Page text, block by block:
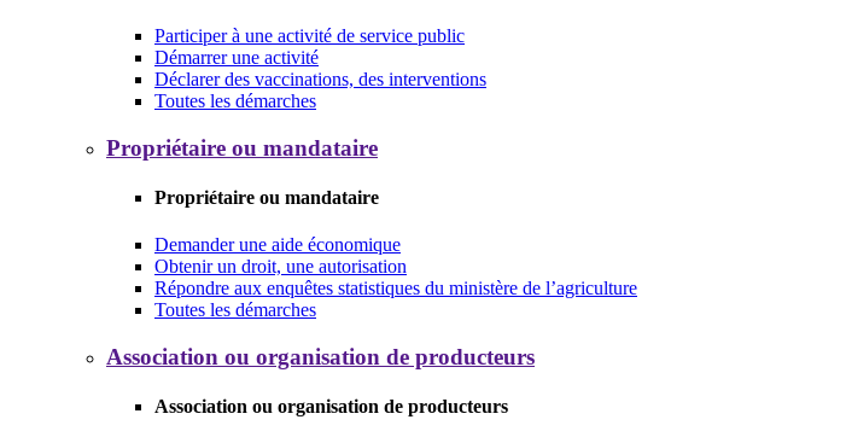
Participer à une activité de service public
Démarrer une activité
Déclarer des vaccinations, des interventions
Toutes les démarches
Propriétaire ou mandataire
Propriétaire ou mandataire
Demander une aide économique
Obtenir un droit, une autorisation
Répondre aux enquêtes statistiques du ministère de l’agriculture
Toutes les démarches
Association ou organisation de producteurs
Association ou organisation de producteurs